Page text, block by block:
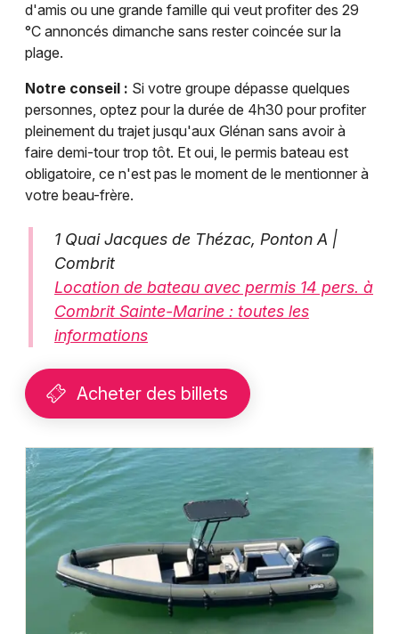
d'amis ou une grande famille qui veut profiter des 29
°C annoncés dimanche sans rester coincée sur la
plage.
Notre conseil : Si votre groupe dépasse quelques
personnes, optez pour la durée de 4h30 pour profiter
pleinement du trajet jusqu'aux Glénan sans avoir à
faire demi-tour trop tôt. Et oui, le permis bateau est
obligatoire, ce n'est pas le moment de le mentionner à
votre beau-frère.
1 Quai Jacques de Thézac, Ponton A |
Combrit
Location de bateau avec permis 14 pers. à
Combrit Sainte-Marine : toutes les
informations
Acheter des billets